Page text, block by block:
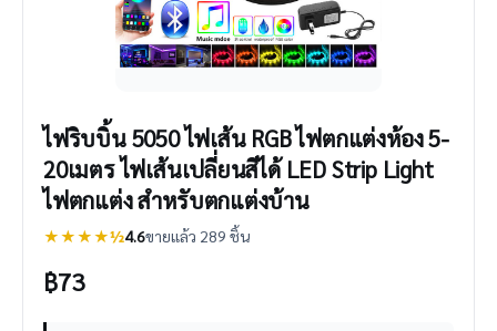
ไฟริบบิ้น 5050 ไฟเส้น RGB ไฟตกแต่งห้อง 5-
20เมตร ไฟเส้นเปลี่ยนสีได้ LED Strip Light
ไฟตกแต่ง สำหรับตกแต่งบ้าน
★★★★½4.6ขายแล้ว 289 ชิ้น
฿73